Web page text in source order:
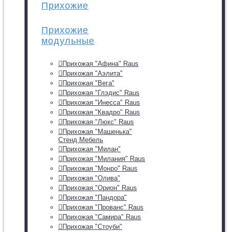
Прихожие
Прихожие
модульные
Прихожая "Афина" Raus
Прихожая "Аэлита"
Прихожая "Вега"
Прихожая "Глэдис" Raus
Прихожая "Инесса" Raus
Прихожая "Квадро" Raus
Прихожая "Люкс" Raus
Прихожая "Машенька"
Стенд Мебель
Прихожая "Милан"
Прихожая "Милания" Raus
Прихожая "Монро" Raus
Прихожая "Олива"
Прихожая "Орион" Raus
Прихожая "Пандора"
Прихожая "Прованс" Raus
Прихожая "Самира" Raus
Прихожая "Стоуби"